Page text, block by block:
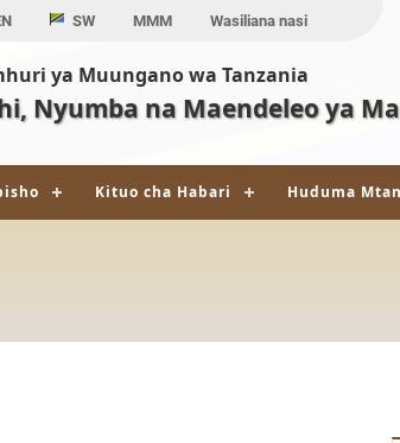
SW MMM Wasiliana nasi
ya Muungano wa Tanzania
Nyumba na Maendeleo ya
Kituo cha Habari Huduma